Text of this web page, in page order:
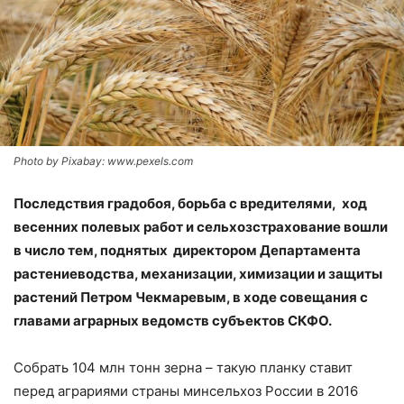
Photo by Pixabay: www.pexels.com
Последствия градобоя, борьба с вредителями, ход
весенних полевых работ и сельхозстрахование вошли
в число тем, поднятых директором Департамента
растениеводства, механизации, химизации и защиты
растений Петром Чекмаревым, в ходе совещания с
главами аграрных ведомств субъектов СКФО.
Собрать 104 млн тонн зерна – такую планку ставит
перед аграриями страны минсельхоз России в 2016